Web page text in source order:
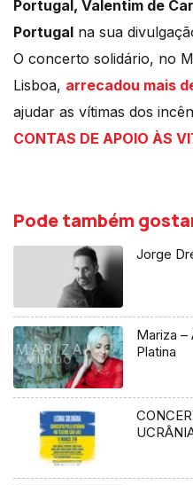
Portugal, Valentim de
Portugal na sua
O concerto solidário, no
Lisboa, arrecadou mais
ajudar as vítimas dos
CONTAS DE APOIO ÀS
Pode também
Jorge
Mariza –
Platina